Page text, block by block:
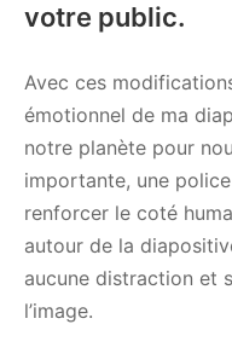
votre public.
Avec ces
émotionnel de ma
notre planète pour
importante, une
renforcer le coté
autour de la
aucune distraction et
l’image.